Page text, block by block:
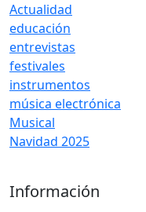
Actualidad
educación
entrevistas
festivales
instrumentos
música electrónica
Musical
Navidad 2025
Información